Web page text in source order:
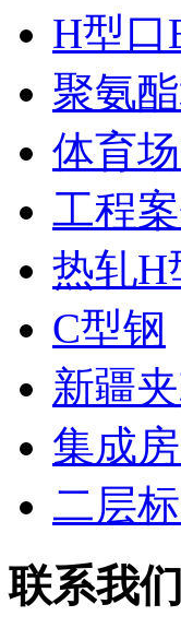
H型口
聚氨
体育
工程
热轧H
C型钢
新疆
集成
二层
联系我们